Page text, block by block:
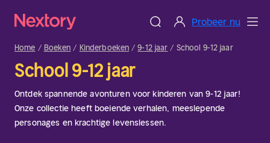
Probeer nu
Home Boeken Kinderboeken 9-12 jaar School 9-12 jaar
School 9-12 jaar
Ontdek spannende avonturen voor kinderen van 9-12 jaar!
Onze collectie heeft boeiende verhalen, meeslepende
personages en krachtige levenslessen.